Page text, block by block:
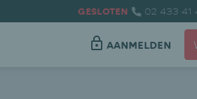
GESLOTEN 02 433 41
AANMELDEN